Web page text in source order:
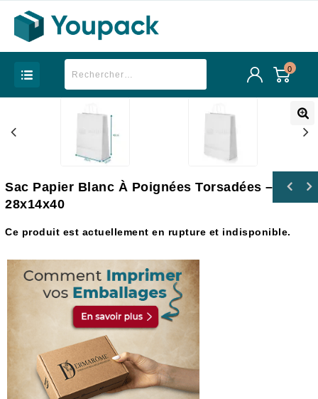
0
Sac Papier Blanc À Poignées Torsadées –
28x14x40
Ce produit est actuellement en rupture et indisponible.